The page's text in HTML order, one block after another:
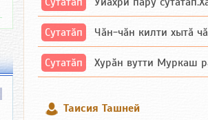
Сутатӑп Чăн-чăн килти хытă
Сутатӑп Хурăн вутти Муркаш
Таисия Ташней